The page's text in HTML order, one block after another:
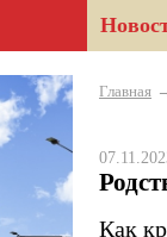
Главная
Как